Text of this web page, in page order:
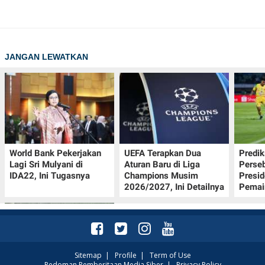
JANGAN LEWATKAN
World Bank Pekerjakan
Lagi Sri Mulyani di
IDA22, Ini Tugasnya
UEFA Terapkan Dua
Aturan Baru di Liga
Champions Musim
2026/2027, Ini Detailnya
Sitemap | Profile | Term of Use